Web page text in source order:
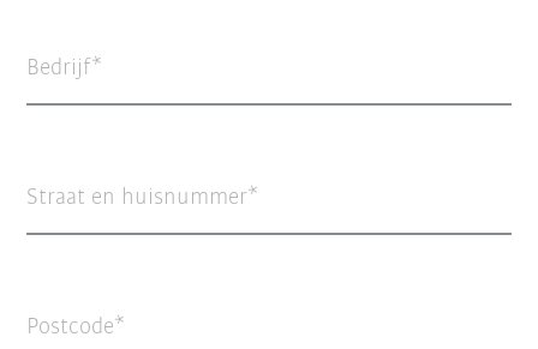
Bedrijf
Straat en huisnummer
Postcode